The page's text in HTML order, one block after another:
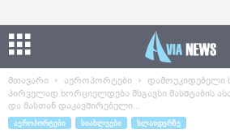
მთავარი აეროპორტები
დამოუკიდებელი
პირველად ხორციელდება მსგავსი მასშტაბის
და მასთან დაკავშირებული...
ᲐᲔᲠᲝᲞᲝᲠᲢᲔᲑᲘ ᲡᲘᲐᲮᲚᲔᲔᲑᲘ ᲡᲚᲐᲘᲓᲔᲠᲖᲔ